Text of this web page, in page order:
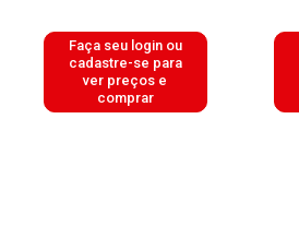
Faça seu login ou
cadastre-se para
ver preços e
comprar